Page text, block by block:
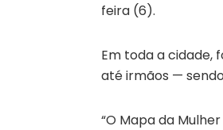
feira (6).
Em toda a cidade,
até irmãos —
“O Mapa da